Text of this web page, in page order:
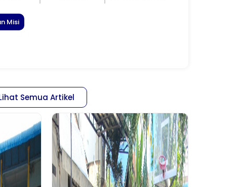
Misi
Semua Artikel